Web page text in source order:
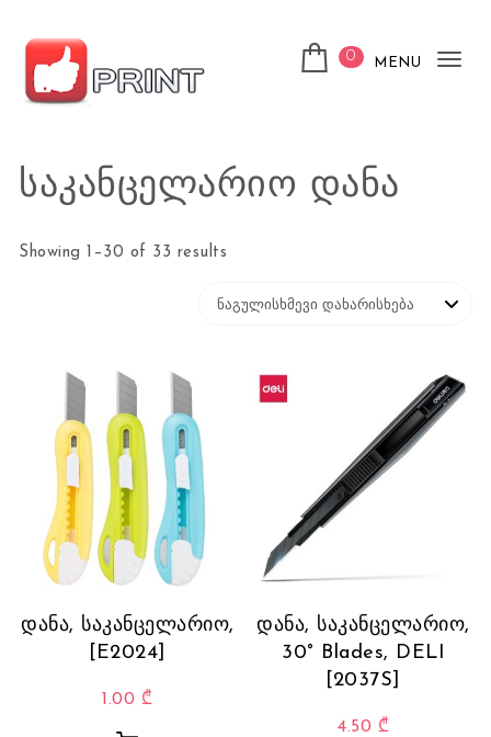
0 MENU
საკანცელარიო დანა
Showing 1–30 of 33 results
დანა, საკანცელარიო,
[E2024]
1.00 ₾
დანა, საკანცელარიო,
30° Blades, DELI
[2037S]
4.50 ₾